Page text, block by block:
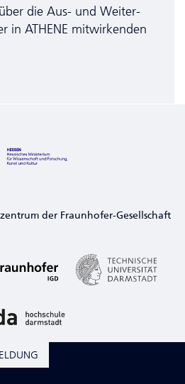
die Aus- und Weiter­
in ATHENE mitwirkenden
der Fraunhofer-Gesellschaft